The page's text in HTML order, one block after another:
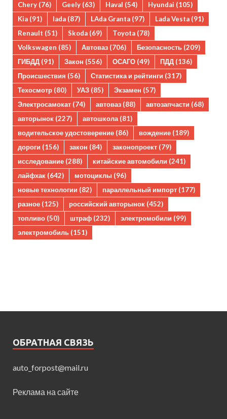
Chery (76) Geely (63) Haval (54) Hyundai (105)
Kia (91) lada (87) LAda Granta (97) Lada Vesta (91)
Renault (51) Skoda (69) Toyota (78)
Volkswagen (85) Автоваз (706) Безопасность (209)
ГИБДД (91) Закон (556) ОСАГО (49) ПДД (136)
Происшествия (56) Статистика и рейтинги (317)
Техосмотр (80) УАЗ (85) Экзамен (57)
Электросамокат (74) автоваз (88) автозапчасти (68)
авторынок (227) автошкола(81)
водительское удостоверение (86) вождение (189)
дороги (156) закон (84) законопроект (79)
исследование (288) китайские автомобили (241)
лайфхак (642) мотоциклы (96)
новые технологии (82) параллельный импорт (177)
разное (125) российский авторынок (452)
топливо (50) штраф (232) электромобили (99)
электромобиль (151)
ОБРАТНАЯ СВЯЗЬ
auto_forpost@mail.ru
Реклама на сайте